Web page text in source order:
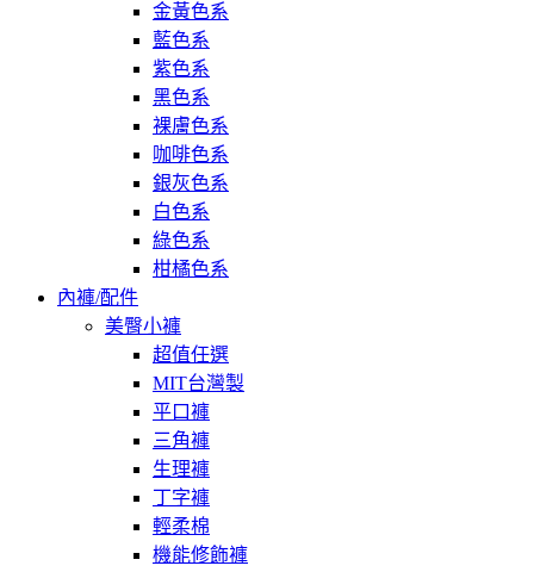
金黃色系
藍色系
紫色系
黑色系
裸膚色系
咖啡色系
銀灰色系
白色系
綠色系
柑橘色系
內褲/配件
美臀小褲
超值任選
MIT台灣製
平口褲
三角褲
生理褲
丁字褲
輕柔棉
機能修飾褲